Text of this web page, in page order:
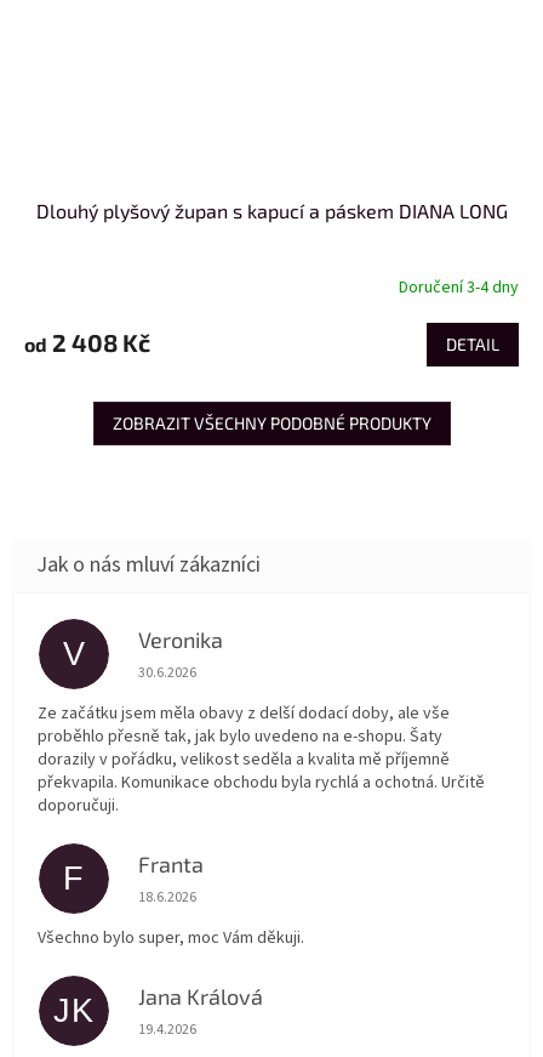
Dlouhý plyšový župan s kapucí a páskem DIANA LONG
Doručení 3-4 dny
od 2 408 Kč DETAIL
ZOBRAZIT VŠECHNY PODOBNÉ PRODUKTY
V Veronika
Hodnocení obchodu je 5 z 5 hvězdiček.
30.6.2026
Ze začátku jsem měla obavy z delší dodací doby, ale vše
proběhlo přesně tak, jak bylo uvedeno na e-shopu. Šaty
dorazily v pořádku, velikost seděla a kvalita mě příjemně
překvapila. Komunikace obchodu byla rychlá a ochotná. Určitě
doporučuji.
F Franta
Hodnocení obchodu je 5 z 5 hvězdiček.
18.6.2026
Všechno bylo super, moc Vám děkuji.
JK Jana Králová
Hodnocení obchodu je 5 z 5 hvězdiček.
19.4.2026